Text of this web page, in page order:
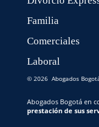
Familia
Comerciales
Laboral
© 2026 Abogados
Abogados Bogotá en
prestación de sus